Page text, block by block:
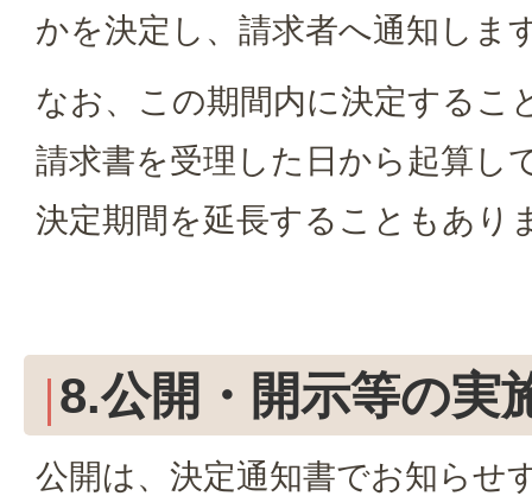
かを決定し、請求者へ通知しま
なお、この期間内に決定するこ
請求書を受理した日から起算し
決定期間を延長することもあり
8.公開・開示等の実
公開は、決定通知書でお知らせ